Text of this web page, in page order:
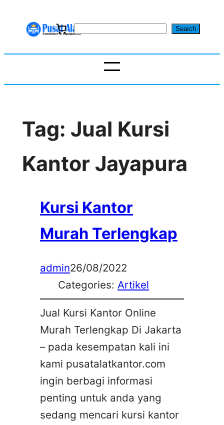
S
r
Search
Tag: Jual Kursi
Kantor Jayapura
Kursi Kantor
Murah Terlengkap
admin26/08/2022
Categories: Artikel
Jual Kursi Kantor Online
Murah Terlengkap Di Jakarta
– pada kesempatan kali ini
kami pusatalatkantor.com
ingin berbagi informasi
penting untuk anda yang
sedang mencari kursi kantor